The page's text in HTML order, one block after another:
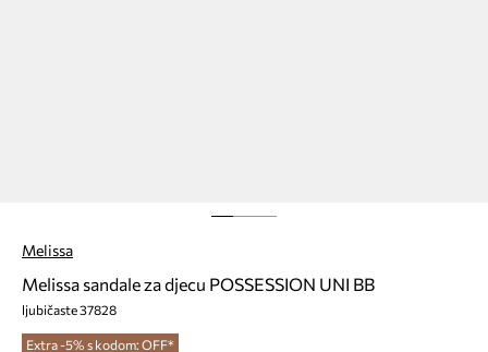
Melissa
Melissa sandale za djecu POSSESSION UNI BB
ljubičaste 37828
Extra -5% s kodom: OFF*